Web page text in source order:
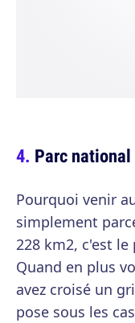
Parc
Pourquoi venir
simplement
228 km2, c'est le
Quand en plus
avez croisé un
pose sous les